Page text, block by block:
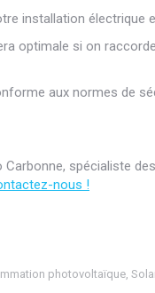
installation électrique
optimale si on
aux normes de
spécialiste
nous !
photovoltaïque,